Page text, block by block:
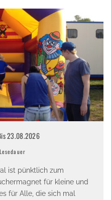
23.08.2026
ist pünktlich zum
für kleine und
für Alle, die sich mal